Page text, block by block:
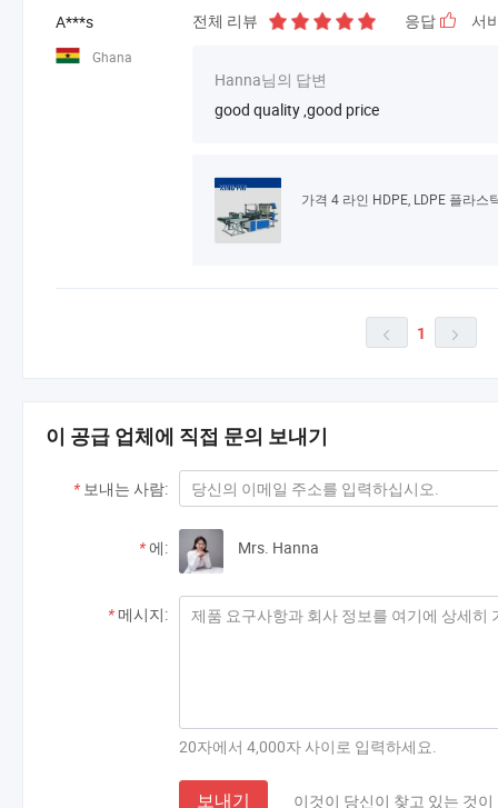
A***s
Ghana
전체 리뷰 응답 서
Hanna님의 답변
good quality ,good price
 1 
이 공급 업체에 직접 문의 보내기
* 보내는 사람:
*에: Mrs. Hanna
*메시지:
20자에서 4,000자 사이로 입력하세요.
보내기 이것이 당신이 찾고 있는 것